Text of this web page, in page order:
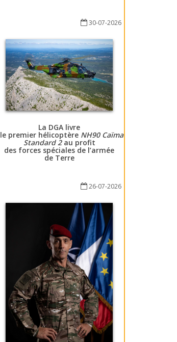
30-07-2026
La DGA livre
le premier hélicoptère NH90 Caïman
Standard 2au profit
des forces spéciales de l’armée
de Terre
26-07-2026